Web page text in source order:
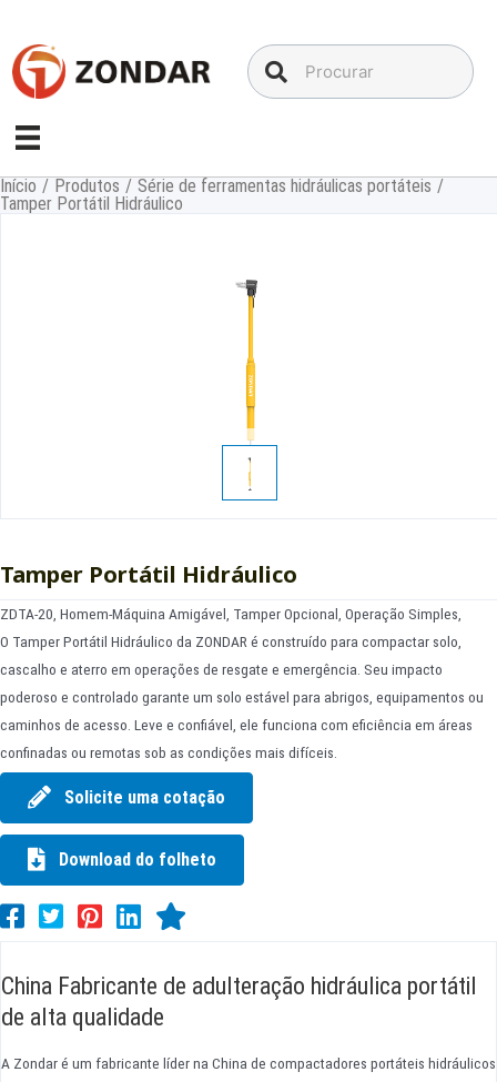
conteúdo
Início / Produtos / Série de ferramentas hidráulicas portáteis /
Tamper Portátil Hidráulico
Tamper Portátil Hidráulico
ZDTA-20, Homem-Máquina Amigável, Tamper Opcional, Operação Simples,
O Tamper Portátil Hidráulico da ZONDAR é construído para compactar solo,
cascalho e aterro em operações de resgate e emergência. Seu impacto
poderoso e controlado garante um solo estável para abrigos, equipamentos ou
caminhos de acesso. Leve e confiável, ele funciona com eficiência em áreas
confinadas ou remotas sob as condições mais difíceis.
Solicite uma cotação
Download do folheto
China Fabricante de adulteração hidráulica portátil
de alta qualidade
A Zondar é um fabricante líder na China de compactadores portáteis hidráulicos